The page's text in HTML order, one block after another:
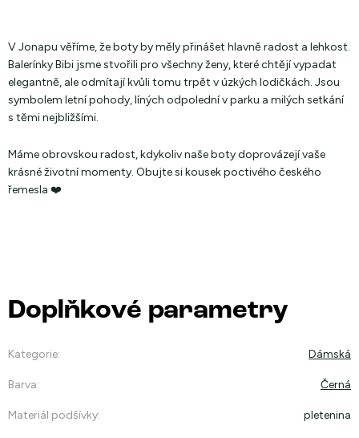
V Jonapu věříme, že boty by měly přinášet hlavně radost a lehkost.
Balerínky Bibi jsme stvořili pro všechny ženy, které chtějí vypadat
elegantně, ale odmítají kvůli tomu trpět v úzkých lodičkách. Jsou
symbolem letní pohody, líných odpolední v parku a milých setkání
s těmi nejbližšími.
Máme obrovskou radost, kdykoliv naše boty doprovázejí vaše
krásné životní momenty. Obujte si kousek poctivého českého
řemesla ❤️
Doplňkové parametry
Kategorie: Dámská
Barva: Černá
Materiál podšívky: pletenina